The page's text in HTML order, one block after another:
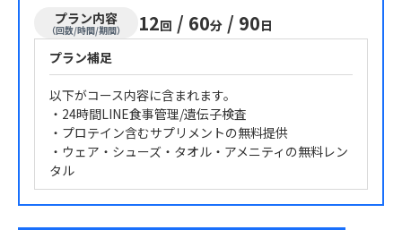
プラン内容
（回数/時間/期間） 12回 / 60分 / 90日
プラン補足
以下がコース内容に含まれます。
・24時間LINE食事管理/遺伝子検査
・プロテイン含むサプリメントの無料提供
・ウェア・シューズ・タオル・アメニティの無料レン
タル